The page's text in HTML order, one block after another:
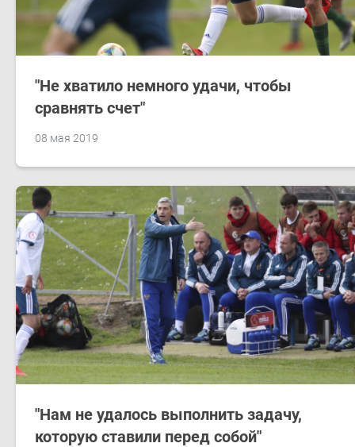
08 мая 2019
"Не хватило немного удачи, чтобы
сравнять счет"
"Нам не удалось выполнить задачу,
которую ставили перед собой"